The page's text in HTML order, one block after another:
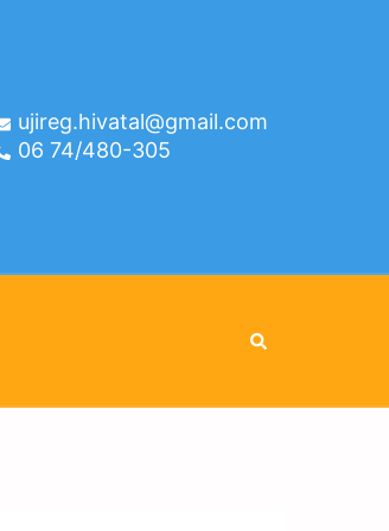
ujireg.hivatal@gmail.com
06 74/480-305
Search